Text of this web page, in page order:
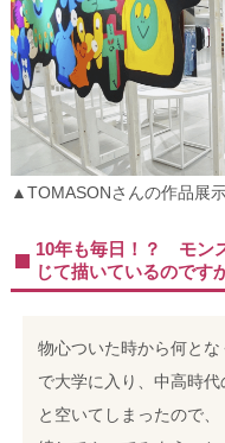
▲TOMASONさんの作品展
10年も毎日！？ モン
じて描いているのです
物心ついた時から何と
で大学に入り、中高時
と空いてしまったので